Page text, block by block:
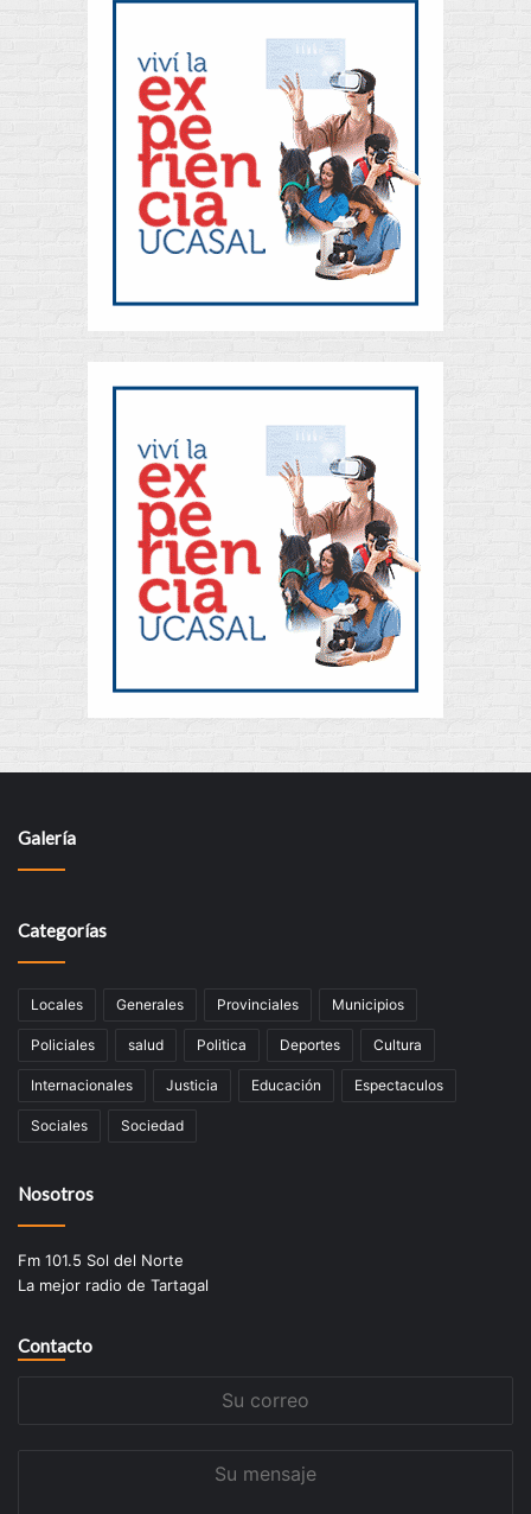
Galería
Categorías
Locales Generales Provinciales Municipios
Policiales salud Politica Deportes Cultura
Internacionales Justicia Educación Espectaculos
Sociales Sociedad
Nosotros
Fm 101.5 Sol del Norte
La mejor radio de Tartagal
Contacto